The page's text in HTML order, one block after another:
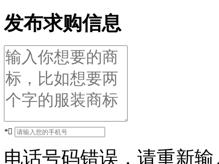
发布求购信息
*
电话号码错误，请重新输